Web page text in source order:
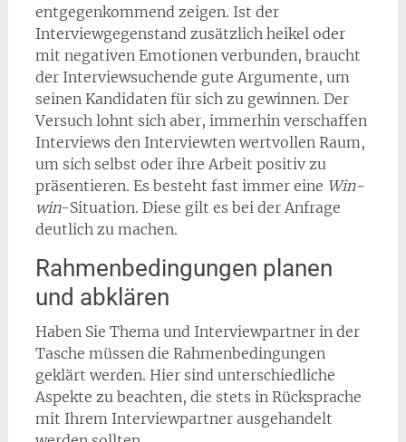
entgegenkommend zeigen. Ist der
Interviewgegenstand zusätzlich heikel oder
mit negativen Emotionen verbunden, braucht
der Interviewsuchende gute Argumente, um
seinen Kandidaten für sich zu gewinnen. Der
Versuch lohnt sich aber, immerhin verschaffen
Interviews den Interviewten wertvollen Raum,
um sich selbst oder ihre Arbeit positiv zu
präsentieren. Es besteht fast immer eine Win-
win-Situation. Diese gilt es bei der Anfrage
deutlich zu machen.
Rahmenbedingungen planen
und abklären
Haben Sie Thema und Interviewpartner in der
Tasche müssen die Rahmenbedingungen
geklärt werden. Hier sind unterschiedliche
Aspekte zu beachten, die stets in Rücksprache
mit Ihrem Interviewpartner ausgehandelt